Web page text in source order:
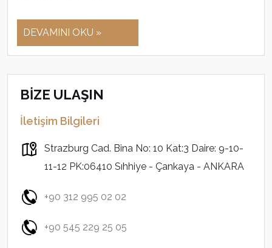
DEVAMINI OKU »
BİZE ULAŞIN
İletişim Bilgileri
Strazburg Cad. Bina No: 10 Kat:3 Daire: 9-10-
11-12 PK:06410 Sıhhiye - Çankaya - ANKARA
+90 312 995 02 02
+90 545 229 25 05